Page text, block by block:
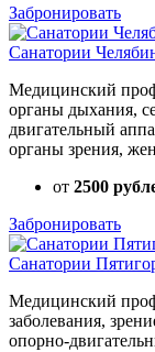
Забронировать
Санатории
Медицинский
органы дыхания,
двигательный
органы зрения,
от 2500
Забронировать
Санатории
Медицинский
заболевания,
опорно-